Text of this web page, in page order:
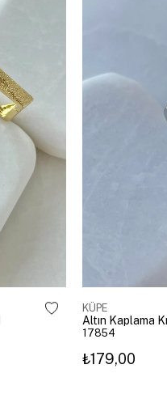
KÜPE
17854
₺179,00